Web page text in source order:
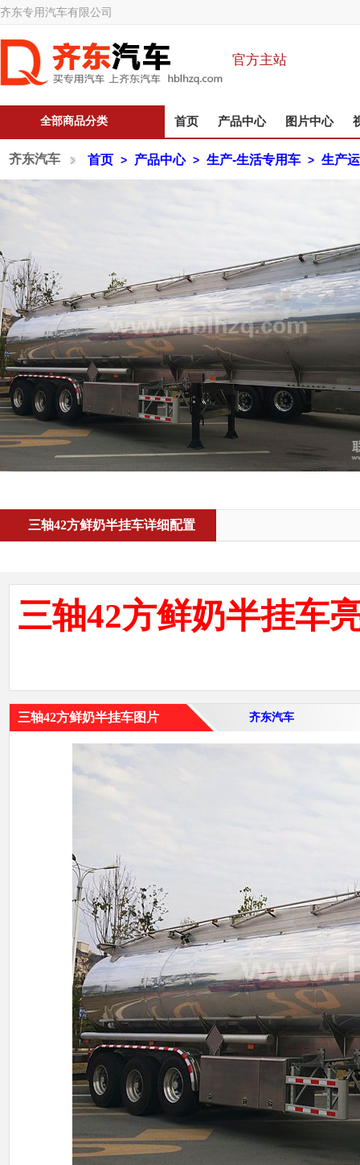
齐东专用汽车有限公司
官方主站
全部商品分类 首页 产品中心 图片中心
齐东汽车 首页 > 产品中心 > 生产-生活专用车 > 生产
三轴42方鲜奶半挂车详细配置
三轴42方鲜奶半挂车
三轴42方鲜奶半挂车图片 齐东汽车